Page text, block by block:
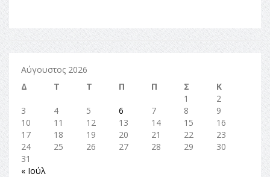
Αύγουστος 2026
Δ
Τ Τ Π Π Σ
Κ
1
2
3
4 5 6 7 8
9
10
11 12 13 14 15
16
17
18 19 20 21 22
23
24
25 26 27 28 29
30
31
« Ιούλ